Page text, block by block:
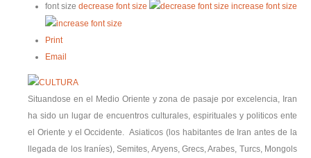
contactos
font size decrease font size increase font size
Print
Email
Situandose en el Medio Oriente y zona de pasaje por excelencia, Iran
ha sido un lugar de encuentros culturales, espirituales y politicos ente
el Oriente y el Occidente. Asiaticos (los habitantes de Iran antes de la
llegada de los Iraníes), Semites, Aryens, Grecs, Arabes, Turcs, Mongols